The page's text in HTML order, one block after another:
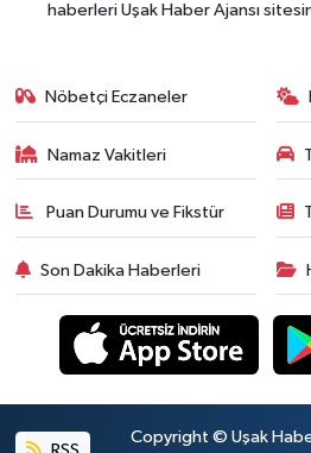
haberleri Uşak Haber Ajansı
Nöbetçi Eczaneler
Namaz Vakitleri
Puan Durumu ve Fikstür
Son Dakika Haberleri
Copyright © Uşak